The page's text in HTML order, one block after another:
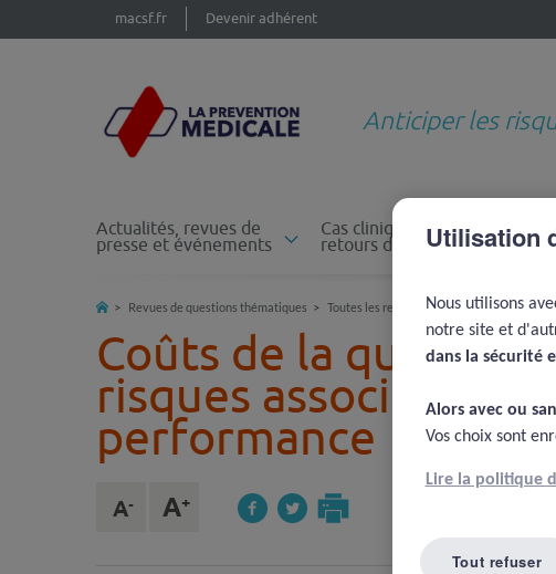
macsf.fr Devenir adhérent
Anticiper les
Actualités, revues de
presse et événements
Cas cliniques et
retours d'expérience
Revues de questions thématiques Toutes les revues de questions Coûts
Coûts de la qualité
risques associés au
performance
Utilisation
Nous utilisons
notre site et
dans la sécurité
Alors avec ou
Vos choix sont
Lire la politique
Tout refuser